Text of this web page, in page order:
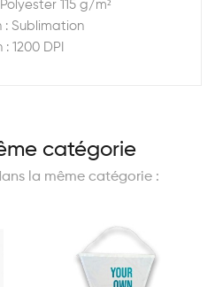
115 g/m²
: Sublimation
1200 DPI
catégorie
la même catégorie :